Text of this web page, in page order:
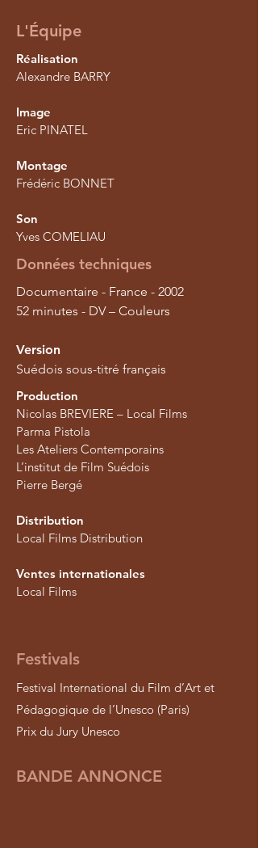
L'Équipe
Réalisation
Alexandre BARRY
Image
Eric PINATEL
Montage
Frédéric BONNET
Son
Yves COMELIAU
Données techniques
Documentaire - France - 2002
52 minutes - DV – Couleurs
Version
Suédois sous-titré français
Production
Nicolas BREVIERE – Local Films
Parma Pistola
Les Ateliers Contemporains
L’institut de Film Suédois
Pierre Bergé
Distribution
Local Films Distribution
Ventes internationales
Local Films
Festivals
Festival International du Film d’Art et
Pédagogique de l’Unesco (Paris)
Prix du Jury Unesco
BANDE ANNONCE